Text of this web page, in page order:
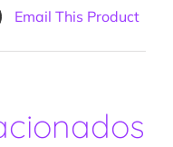
Email This Product